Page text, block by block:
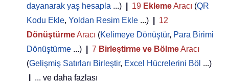
dayanarak yaş hesapla ...) 19 EklemeAracı (QR
Kodu Ekle, Yoldan Resim Ekle ...)
12
DönüştürmeAracı (Kelimeye Dönüştür, Para Birimi
Dönüştürme ...) 7 Birleştirme ve BölmeAracı
(Gelişmiş Satırları Birleştir, Excel Hücrelerini Böl ...)
... ve daha fazlası